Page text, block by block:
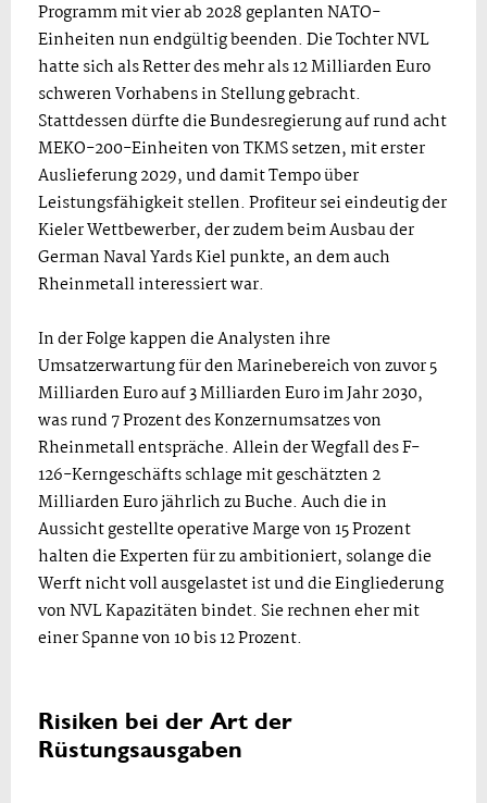
Programm mit vier ab 2028 geplanten NATO-
Einheiten nun endgültig beenden. Die Tochter NVL
hatte sich als Retter des mehr als 12 Milliarden Euro
schweren Vorhabens in Stellung gebracht.
Stattdessen dürfte die Bundesregierung auf rund acht
MEKO-200-Einheiten von TKMS setzen, mit erster
Auslieferung 2029, und damit Tempo über
Leistungsfähigkeit stellen. Profiteur sei eindeutig der
Kieler Wettbewerber, der zudem beim Ausbau der
German Naval Yards Kiel punkte, an dem auch
Rheinmetall interessiert war.
In der Folge kappen die Analysten ihre
Umsatzerwartung für den Marinebereich von zuvor 5
Milliarden Euro auf 3 Milliarden Euro im Jahr 2030,
was rund 7 Prozent des Konzernumsatzes von
Rheinmetall entspräche. Allein der Wegfall des F-
126-Kerngeschäfts schlage mit geschätzten 2
Milliarden Euro jährlich zu Buche. Auch die in
Aussicht gestellte operative Marge von 15 Prozent
halten die Experten für zu ambitioniert, solange die
Werft nicht voll ausgelastet ist und die Eingliederung
von NVL Kapazitäten bindet. Sie rechnen eher mit
einer Spanne von 10 bis 12 Prozent.
Risiken bei der Art der
Rüstungsausgaben